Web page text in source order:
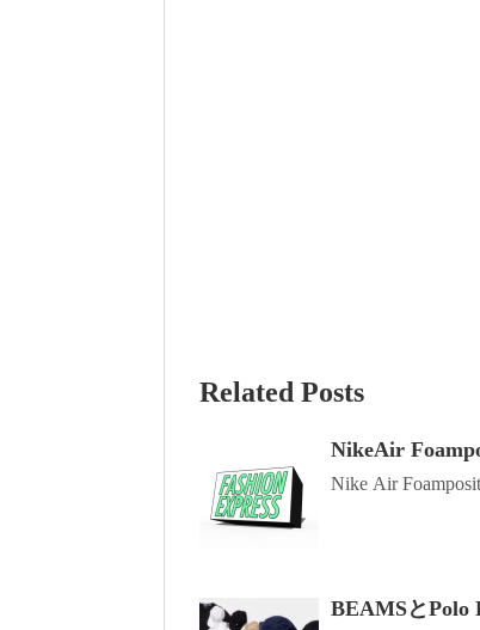
Related Posts
NikeAir
Nike Air
BEAMSとPolo